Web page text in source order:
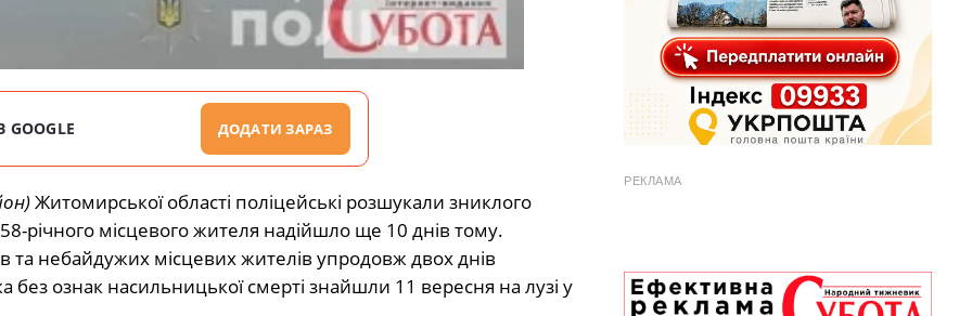
ДОДАТИ ЗАРАЗ
Житомирської області поліцейські розшукали зниклого
річного місцевого жителя надійшло ще 10 днів тому.
та небайдужих місцевих жителів упродовж двох днів
без ознак насильницької смерті знайшли 11 вересня на лузі у
РЕКЛАМА